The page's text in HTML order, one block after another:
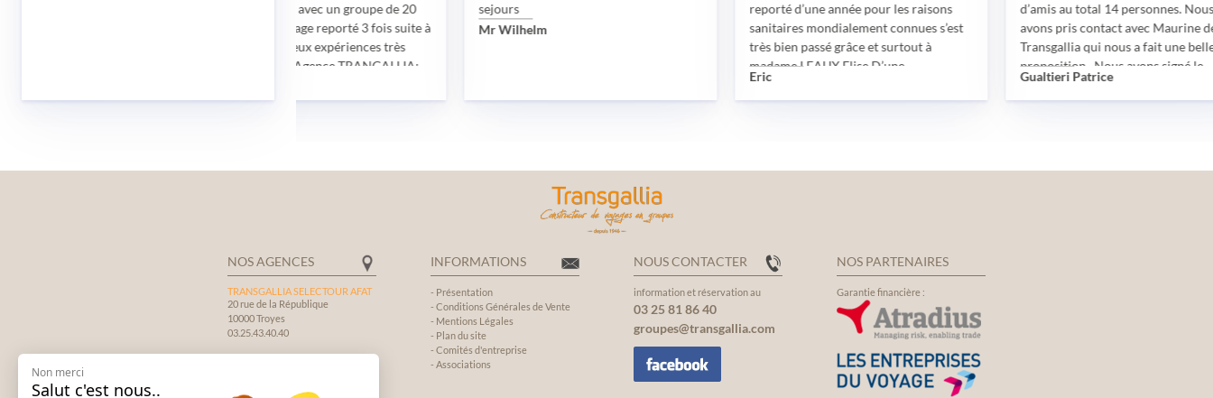
2021 à VIENNE avec un groupe de 20
personnes. (voyage reporté 3 fois suite à
la pandémie) Deux expériences très
positives avec l'Agence TRANGALLIA:
sérieuse avec beaucoup de
sejours
Mr Wilhelm
reporté d’une année pour les raisons
sanitaires mondialement connues s’est
très bien passé grâce et surtout à
madame LEAUX Elise D’une
disponibilité sans faille, patiente,
impliquée, tant sur les obtentions de
toute son équipe mais plus
particulièrement madame LEAUX Elise
qui a permis de rendre cet événement
familial encore plus intéressant et
inoubliable
d’amis au total 14 personnes. Nous
avons pris contact avec Maurine de
Transgallia qui nous a fait une belle
proposition . Nous avons signé le
contrat début février 2020 et début
mars la pandémie a débuté, avec le
octobre, nous sommes enfin partis vers
Naples, nos places dans l’avion étaient
navette privée nous attendait pour
notre transfert à l’hôtel. Nous avons
séjourné dans un hôtel en centre ville,
idéal pour les visites. Le retour s’est
déroulé dans les mêmes conditions qu’à
Gualtieri Patrice
NOS AGENCES
TRANSGALLIA SELECTOUR AFAT
20 rue de la République
10000 Troyes
03.25.43.40.40
INFORMATIONS
- Présentation
- Conditions Générales de Vente
- Mentions Légales
- Plan du site
- Comités d'entreprise
- Associations
NOUS CONTACTER
information et réservation au
03 25 81 86 40
groupes@transgallia.com
NOS PARTENAIRES
Garantie financière :
Non merci
Salut c'est nous..